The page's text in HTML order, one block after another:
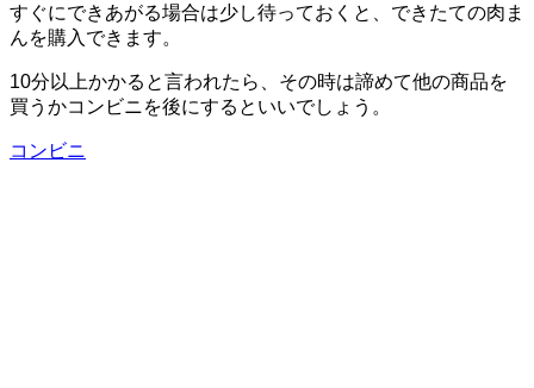
すぐにできあがる場合は少し待っておくと、できたての肉ま
んを購入できます。
10分以上かかると言われたら、その時は諦めて他の商品を
買うかコンビニを後にするといいでしょう。
コンビニ